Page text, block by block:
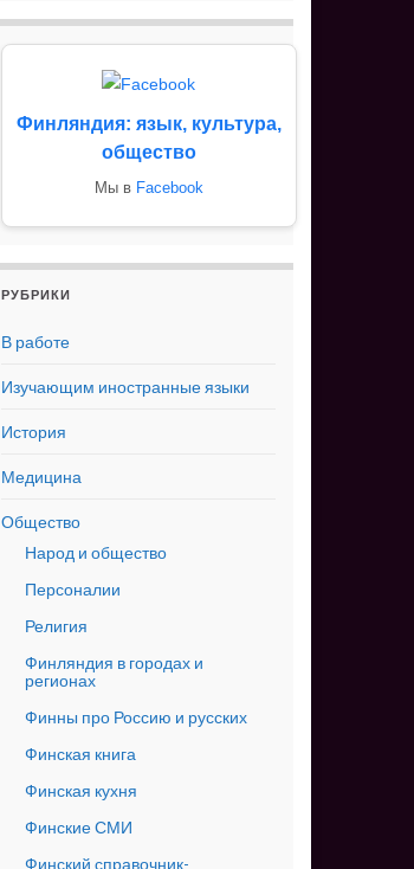
Финляндия: язык, культура,
общество
Мы в Facebook
РУБРИКИ
В работе
Изучающим иностранные языки
История
Медицина
Общество
Народ и общество
Персоналии
Религия
Финляндия в городах и
регионах
Финны про Россию и русских
Финская книга
Финская кухня
Финские СМИ
Финский справочник-